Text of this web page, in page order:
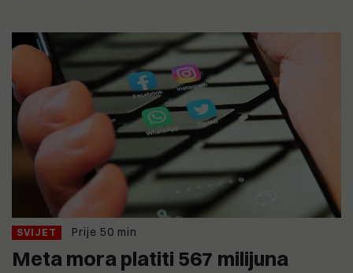
SVIJET Prije 50 min
Meta mora platiti 567 milijuna